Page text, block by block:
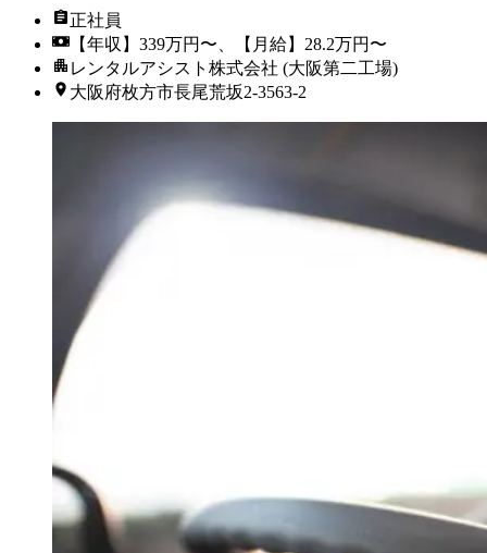
正社員
【年収】339万円〜、【月給】28.2万円〜
レンタルアシスト株式会社 (大阪第二工場)
大阪府枚方市長尾荒坂2-3563-2